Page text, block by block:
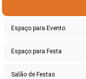
Espaço para Evento
Espaço para Festa
Salão de Festas